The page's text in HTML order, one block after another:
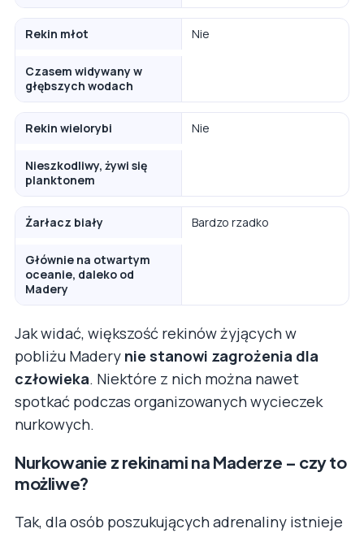
Rekin młot Nie
Czasem widywany w
głębszych wodach
Rekin wielorybi Nie
Nieszkodliwy, żywi się
planktonem
Żarłacz biały Bardzo rzadko
Głównie na otwartym
oceanie, daleko od
Madery
Jak widać, większość rekinów żyjących w
pobliżu Madery nie stanowi zagrożenia dla
człowieka. Niektóre z nich można nawet
spotkać podczas organizowanych wycieczek
nurkowych.
Nurkowanie z rekinami na Maderze – czy to
możliwe?
Tak, dla osób poszukujących adrenaliny istnieje